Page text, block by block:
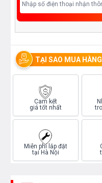
TẠI SAO MUA
Cam kết
giá tốt nhất
Miễn phí lắp đặt
tại Hà Nội